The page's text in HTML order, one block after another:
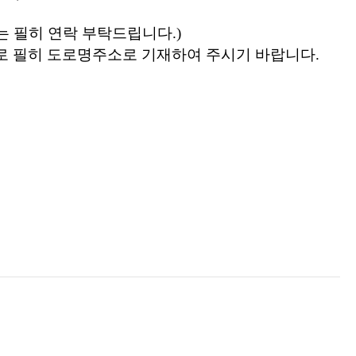
필히 연락 부탁드립니다.)
필히 도로명주소로 기재하여 주시기 바랍니다.